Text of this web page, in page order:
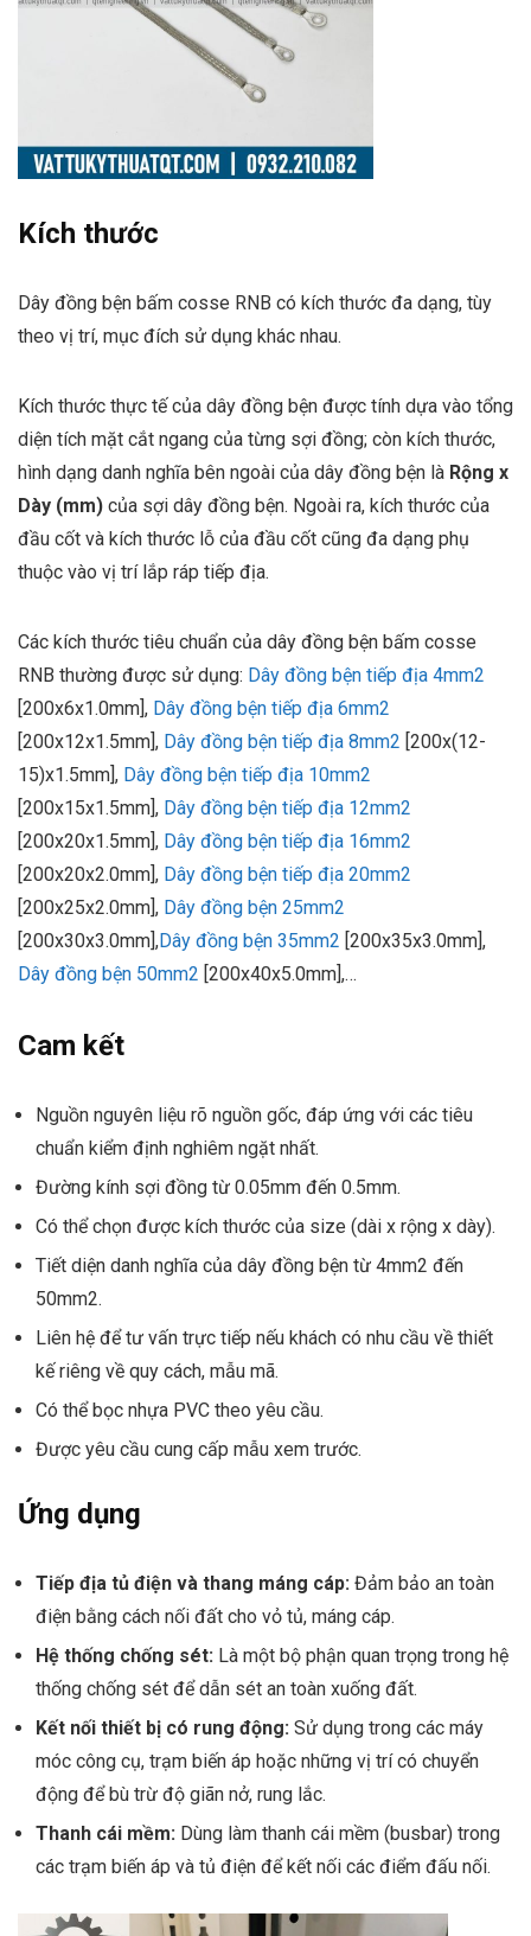
Kích thước
Dây đồng bện bấm cosse RNB có kích thước đa dạng, tùy
theo vị trí, mục đích sử dụng khác nhau.
Kích thước thực tế của dây đồng bện được tính dựa vào tổng
diện tích mặt cắt ngang của từng sợi đồng; còn kích thước,
hình dạng danh nghĩa bên ngoài của dây đồng bện là Rộng x
Dày (mm) của sợi dây đồng bện. Ngoài ra, kích thước của
đầu cốt và kích thước lỗ của đầu cốt cũng đa dạng phụ
thuộc vào vị trí lắp ráp tiếp địa.
Các kích thước tiêu chuẩn của dây đồng bện bấm cosse
RNB thường được sử dụng: Dây đồng bện tiếp địa 4mm2
[200x6x1.0mm], Dây đồng bện tiếp địa 6mm2
[200x12x1.5mm], Dây đồng bện tiếp địa 8mm2 [200x(12-
15)x1.5mm], Dây đồng bện tiếp địa 10mm2
[200x15x1.5mm], Dây đồng bện tiếp địa 12mm2
[200x20x1.5mm], Dây đồng bện tiếp địa 16mm2
[200x20x2.0mm], Dây đồng bện tiếp địa 20mm2
[200x25x2.0mm], Dây đồng bện 25mm2
[200x30x3.0mm],Dây đồng bện 35mm2 [200x35x3.0mm],
Dây đồng bện 50mm2 [200x40x5.0mm],…
Cam kết
Nguồn nguyên liệu rõ nguồn gốc, đáp ứng với các tiêu
chuẩn kiểm định nghiêm ngặt nhất.
Đường kính sợi đồng từ 0.05mm đến 0.5mm.
Có thể chọn được kích thước của size (dài x rộng x dày).
Tiết diện danh nghĩa của dây đồng bện từ 4mm2 đến
50mm2.
Liên hệ để tư vấn trực tiếp nếu khách có nhu cầu về thiết
kế riêng về quy cách, mẫu mã.
Có thể bọc nhựa PVC theo yêu cầu.
Được yêu cầu cung cấp mẫu xem trước.
Ứng dụng
Tiếp địa tủ điện và thang máng cáp: Đảm bảo an toàn
điện bằng cách nối đất cho vỏ tủ, máng cáp.
Hệ thống chống sét: Là một bộ phận quan trọng trong hệ
thống chống sét để dẫn sét an toàn xuống đất.
Kết nối thiết bị có rung động: Sử dụng trong các máy
móc công cụ, trạm biến áp hoặc những vị trí có chuyển
động để bù trừ độ giãn nở, rung lắc.
Thanh cái mềm: Dùng làm thanh cái mềm (busbar) trong
các trạm biến áp và tủ điện để kết nối các điểm đấu nối.